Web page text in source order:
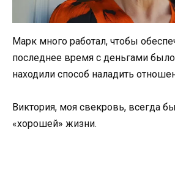
Марк много работал, чтобы
последнее время с деньгами
находили способ наладить
Виктория, моя свекровь, всегда
«хорошей» жизни.